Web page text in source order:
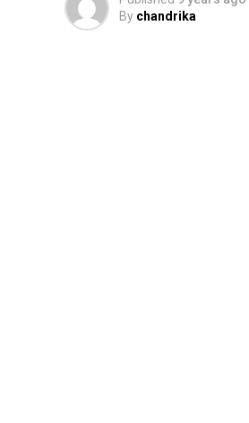
By chandrika